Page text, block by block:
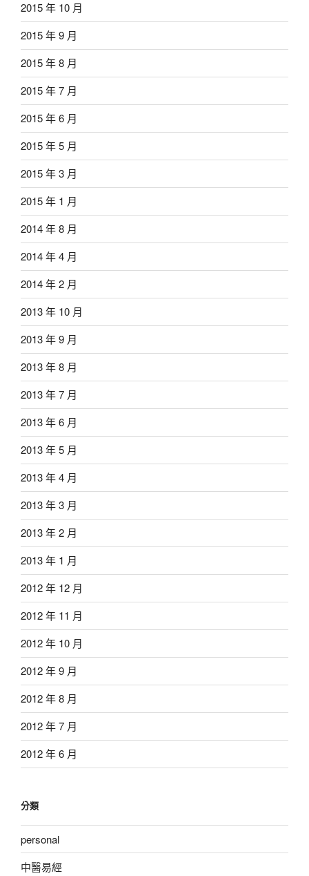
2015 年 10 月
2015 年 9 月
2015 年 8 月
2015 年 7 月
2015 年 6 月
2015 年 5 月
2015 年 3 月
2015 年 1 月
2014 年 8 月
2014 年 4 月
2014 年 2 月
2013 年 10 月
2013 年 9 月
2013 年 8 月
2013 年 7 月
2013 年 6 月
2013 年 5 月
2013 年 4 月
2013 年 3 月
2013 年 2 月
2013 年 1 月
2012 年 12 月
2012 年 11 月
2012 年 10 月
2012 年 9 月
2012 年 8 月
2012 年 7 月
2012 年 6 月
分類
personal
中醫易經